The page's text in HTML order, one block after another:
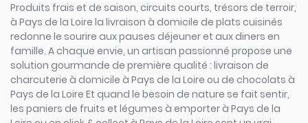
Produits frais et de saison, circuits courts, trésors de terroir,
à Pays de la Loire la livraison à domicile de plats cuisinés
redonne le sourire aux pauses déjeuner et aux diners en
famille. A chaque envie, un artisan passionné propose une
solution gourmande de première qualité : livraison de
charcuterie à domicile à Pays de la Loire ou de chocolats à
Pays de la Loire Et quand le besoin de nature se fait sentir,
les paniers de fruits et légumes à emporter à Pays de la